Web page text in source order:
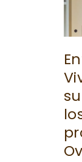
su
con